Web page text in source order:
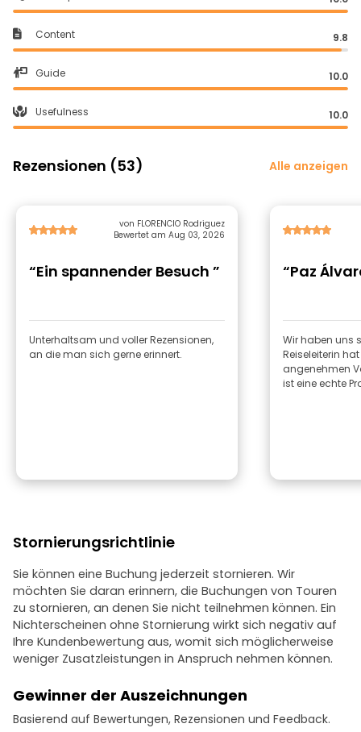
Content 9.8
Guide 10.0
Usefulness 10.0
Rezensionen (53) Alle anzeigen
von FLORENCIO Rodriguez
Bewertet am Aug 03, 2026
“Ein spannender Besuch ”
Unterhaltsam und voller Rezensionen,
an die man sich gerne erinnert.
“Paz
Wir haben uns
Reiseleiterin
angenehmen
ist eine echte
Stornierungsrichtlinie
Sie können eine Buchung jederzeit stornieren. Wir
möchten Sie daran erinnern, die Buchungen von Touren
zu stornieren, an denen Sie nicht teilnehmen können. Ein
Nichterscheinen ohne Stornierung wirkt sich negativ auf
Ihre Kundenbewertung aus, womit sich möglicherweise
weniger Zusatzleistungen in Anspruch nehmen können.
Gewinner der Auszeichnungen
Basierend auf Bewertungen, Rezensionen und Feedback.